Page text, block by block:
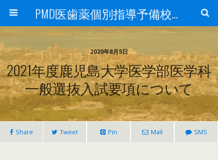
PMD医歯薬個別指導予備校鹿児島校ブログ
2020年8月5日
2021年度鹿児島大学医学部医学科
一般選抜入試要項について
Share Tweet Pin Mail SMS